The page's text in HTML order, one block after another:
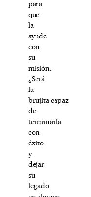
para
que
la
ayude
con
su
misión.
¿Será
la
brujita capaz
de
terminarla
con
éxito
y
dejar
su
legado